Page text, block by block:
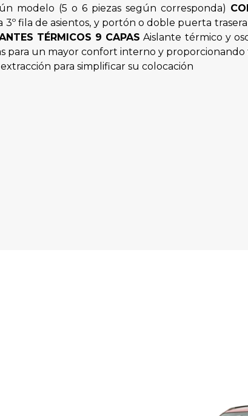
modelo (5 o 6 piezas según corresponda)
fila de asientos, y portón o doble puerta
TÉRMICOS 9 CAPAS Aislante térmico y
para un mayor confort interno y
para simplificar su colocación